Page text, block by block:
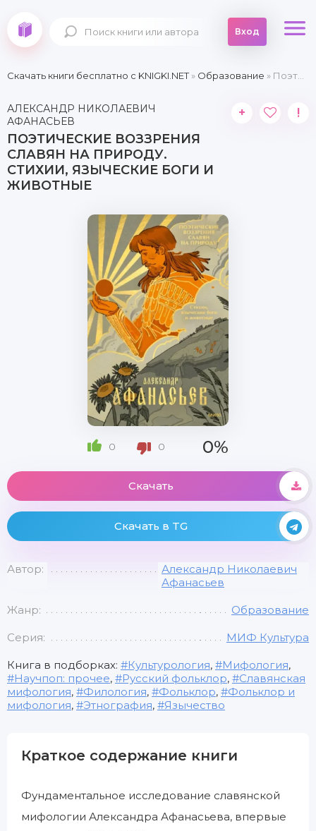
Вход
Скачать книги бесплатно c KNIGKI.NET» Образование » Поэтические воззрения славян на природу. Стихии, языческие боги и животные
АЛЕКСАНДР НИКОЛАЕВИЧ
АФАНАСЬЕВ
ПОЭТИЧЕСКИЕ ВОЗЗРЕНИЯ
СЛАВЯН НА ПРИРОДУ.
СТИХИИ, ЯЗЫЧЕСКИЕ БОГИ И
ЖИВОТНЫЕ
+ !
0 0 0%
Скачать
Скачать в TG
Автор:
Александр Николаевич
Афанасьев
Жанр: Образование
Серия: МИФ Культура
Книга в подборках: Культурология, Мифология,
Научпоп: прочее, Русский фольклор,
Славянская
мифология, Филология, Фольклор,
Фольклор и
мифология, Этнография, Язычество
Краткое содержание книги
Фундаментальное исследование славянской
мифологии Александра Афанасьева, впервые